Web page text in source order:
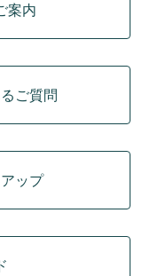
案内
ご質問
ップ